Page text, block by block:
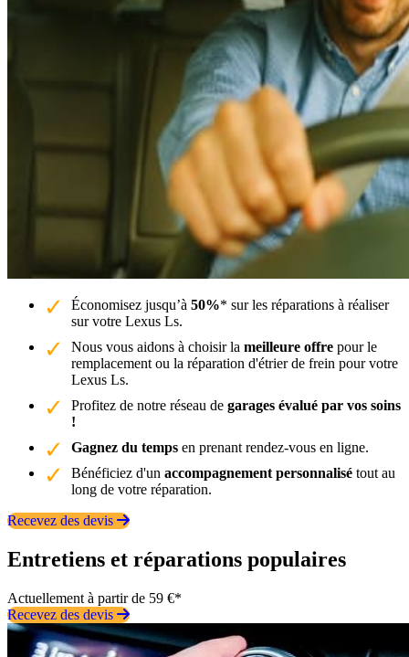
Économisez jusqu’à 50%* sur les réparations à réaliser
sur votre Lexus Ls.
Nous vous aidons à choisir la meilleure offre pour le
remplacement ou la réparation d'étrier de frein pour votre
Lexus Ls.
Profitez de notre réseau de garages évalué par vos soins
!
Gagnez du temps en prenant rendez-vous en ligne.
Bénéficiez d'un accompagnement personnalisé tout au
long de votre réparation.
Recevez des devis
Entretiens et réparations populaires
Actuellement à partir de 59 €*
Recevez des devis